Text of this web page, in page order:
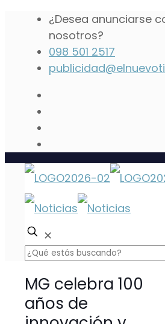
¿Desea anunciarse
nosotros?
098 501 2517
✕
MG celebra 100
años de